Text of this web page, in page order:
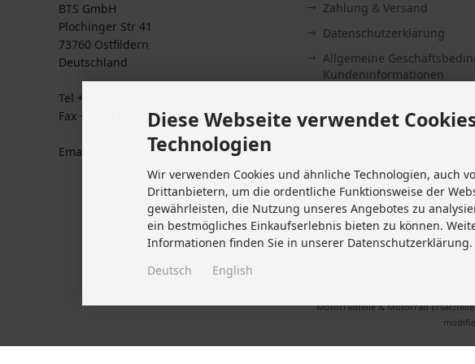
BTS GmbH
Plochinger Str 41
73760 Ostfildern
Deutschland
Tel +49 711 633 47 127
Fax +49 711 470 76 588
Email: info@biketeile-service.de
Zahlung & Versand
Datenschutzerklärung
Allgemeine
Kundeninformationen
Kontakt
Lieferzeit
Vertrag widerrufen
Cookie Einstellungen
Motorradteile & Motorrad
mod
Diese Webseite verwendet
Technologien
Wir verwenden Cookies und ähnliche Technologien, auch
Drittanbietern, um die ordentliche Funktionsweise der
gewährleisten, die Nutzung unseres Angebotes zu
ein bestmögliches Einkaufserlebnis bieten zu können.
Informationen finden Sie in unserer Datenschutzerklärung.
Deutsch English